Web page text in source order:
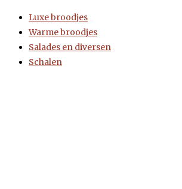
Luxe broodjes
Warme broodjes
Salades en diversen
Schalen